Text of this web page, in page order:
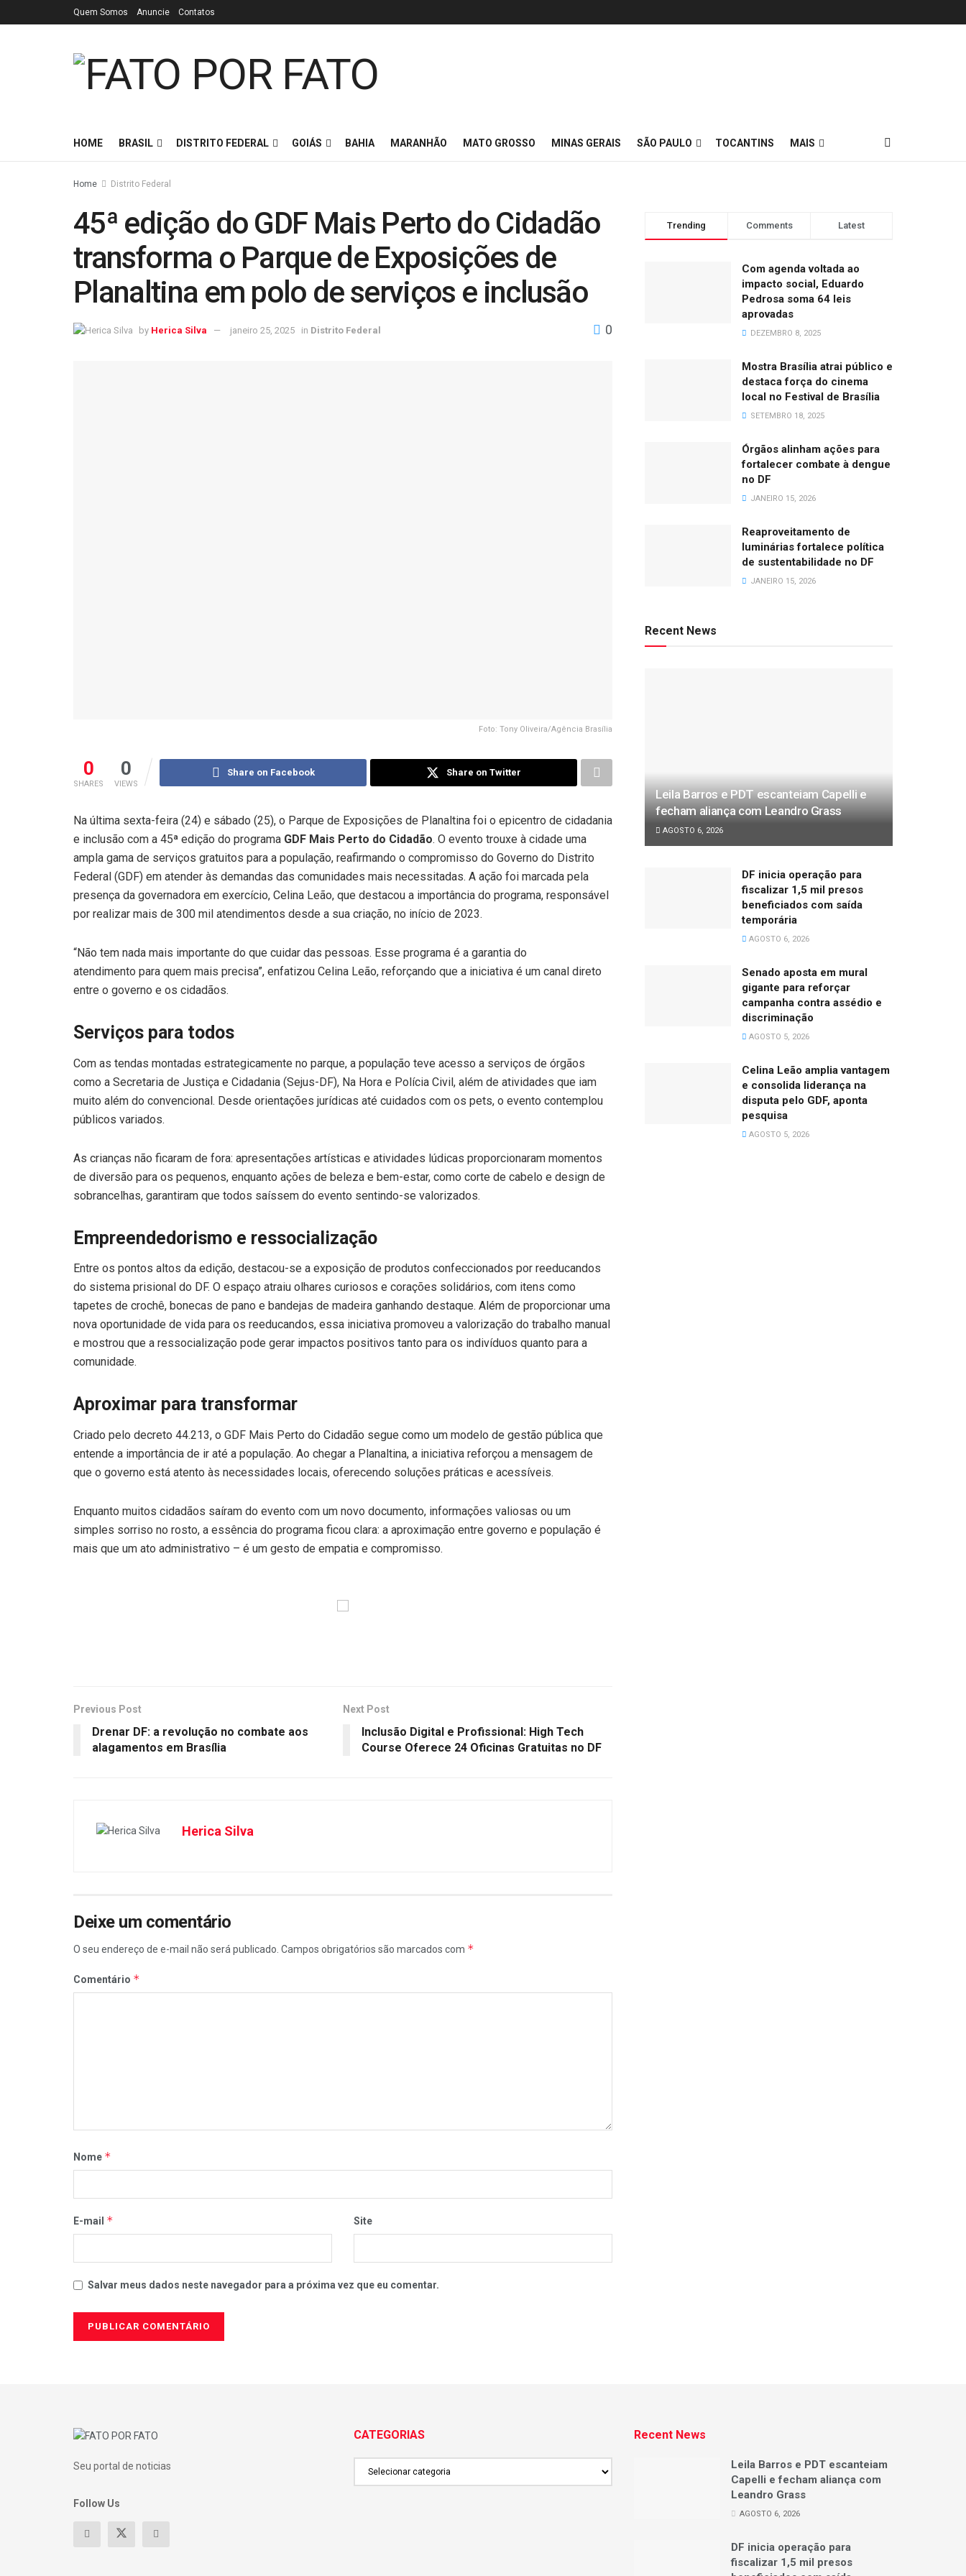
Quem Somos Anuncie Contatos
HOME BRASIL DISTRITO FEDERAL GOIÁS BAHIA MARANHÃO MATO GROSSO MINAS GERAIS SÃO PAULO TOCANTINS MAIS
Home Distrito Federal
45ª edição do GDF Mais Perto do Cidadão
transforma o Parque de Exposições de
Planaltina em polo de serviços e inclusão
by Herica Silva janeiro 25, 2025 in Distrito Federal 0
Foto: Tony Oliveira/Agência Brasília
0
SHARES
0
VIEWS
Share on Facebook Share on Twitter
Na última sexta-feira (24) e sábado (25), o Parque de Exposições de Planaltina foi o epicentro de cidadania
e inclusão com a 45ª edição do programa GDF Mais Perto do Cidadão. O evento trouxe à cidade uma
ampla gama de serviços gratuitos para a população, reafirmando o compromisso do Governo do Distrito
Federal (GDF) em atender às demandas das comunidades mais necessitadas. A ação foi marcada pela
presença da governadora em exercício, Celina Leão, que destacou a importância do programa, responsável
por realizar mais de 300 mil atendimentos desde a sua criação, no início de 2023.
“Não tem nada mais importante do que cuidar das pessoas. Esse programa é a garantia do
atendimento para quem mais precisa”, enfatizou Celina Leão, reforçando que a iniciativa é um canal direto
entre o governo e os cidadãos.
Serviços para todos
Com as tendas montadas estrategicamente no parque, a população teve acesso a serviços de órgãos
como a Secretaria de Justiça e Cidadania (Sejus-DF), Na Hora e Polícia Civil, além de atividades que iam
muito além do convencional. Desde orientações jurídicas até cuidados com os pets, o evento contemplou
públicos variados.
As crianças não ficaram de fora: apresentações artísticas e atividades lúdicas proporcionaram momentos
de diversão para os pequenos, enquanto ações de beleza e bem-estar, como corte de cabelo e design de
sobrancelhas, garantiram que todos saíssem do evento sentindo-se valorizados.
Empreendedorismo e ressocialização
Entre os pontos altos da edição, destacou-se a exposição de produtos confeccionados por reeducandos
do sistema prisional do DF. O espaço atraiu olhares curiosos e corações solidários, com itens como
tapetes de crochê, bonecas de pano e bandejas de madeira ganhando destaque. Além de proporcionar uma
nova oportunidade de vida para os reeducandos, essa iniciativa promoveu a valorização do trabalho manual
e mostrou que a ressocialização pode gerar impactos positivos tanto para os indivíduos quanto para a
comunidade.
Aproximar para transformar
Criado pelo decreto 44.213, o GDF Mais Perto do Cidadão segue como um modelo de gestão pública que
entende a importância de ir até a população. Ao chegar a Planaltina, a iniciativa reforçou a mensagem de
que o governo está atento às necessidades locais, oferecendo soluções práticas e acessíveis.
Enquanto muitos cidadãos saíram do evento com um novo documento, informações valiosas ou um
simples sorriso no rosto, a essência do programa ficou clara: a aproximação entre governo e população é
mais que um ato administrativo – é um gesto de empatia e compromisso.
Previous Post
Drenar DF: a revolução no combate aos
alagamentos em Brasília
Next Post
Inclusão Digital e Profissional: High Tech
Course Oferece 24 Oficinas Gratuitas no DF
Herica Silva
Deixe um comentário
O seu endereço de e-mail não será publicado. Campos obrigatórios são marcados com *
Comentário *
Nome *
E-mail * Site
Salvar meus dados neste navegador para a próxima vez que eu comentar.
Trending Comments Latest
Com agenda voltada ao
impacto social, Eduardo
Pedrosa soma 64 leis
aprovadas
DEZEMBRO 8, 2025
Mostra Brasília atrai público e
destaca força do cinema
local no Festival de Brasília
SETEMBRO 18, 2025
Órgãos alinham ações para
fortalecer combate à dengue
no DF
JANEIRO 15, 2026
Reaproveitamento de
luminárias fortalece política
de sustentabilidade no DF
JANEIRO 15, 2026
Recent News
Leila Barros e PDT escanteiam Capelli e
fecham aliança com Leandro Grass
AGOSTO 6, 2026
DF inicia operação para
fiscalizar 1,5 mil presos
beneficiados com saída
temporária
AGOSTO 6, 2026
Senado aposta em mural
gigante para reforçar
campanha contra assédio e
discriminação
AGOSTO 5, 2026
Celina Leão amplia vantagem
e consolida liderança na
disputa pelo GDF, aponta
pesquisa
AGOSTO 5, 2026
Seu portal de noticias
Follow Us
CATEGORIAS Recent News
Leila Barros e PDT escanteiam
Capelli e fecham aliança com
Leandro Grass
AGOSTO 6, 2026
DF inicia operação para
fiscalizar 1,5 mil presos